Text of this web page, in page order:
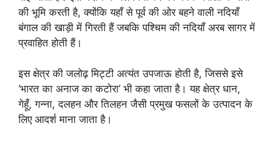
की भूमि करती है, क्योंकि यहाँ से पूर्व की ओर बहने वाली नदियाँ
बंगाल की खाड़ी में गिरती हैं जबकि पश्चिम की नदियाँ अरब सागर में
प्रवाहित होती हैं।
इस क्षेत्र की जलोढ़ मिट्टी अत्यंत उपजाऊ होती है, जिससे इसे
‘भारत का अनाज का कटोरा’ भी कहा जाता है। यह क्षेत्र धान,
गेहूँ, गन्ना, दलहन और तिलहन जैसी प्रमुख फसलों के उत्पादन के
लिए आदर्श माना जाता है।